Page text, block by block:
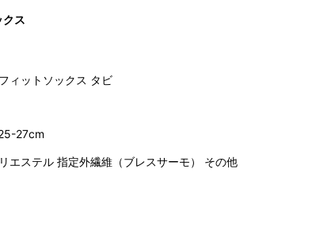
クス
ィットソックス タビ
27cm
エステル 指定外繊維（ブレスサーモ） その他